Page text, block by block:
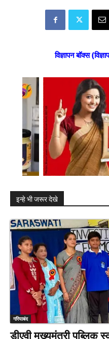
विज्ञापन बॉक्स
इन्हे भी जरूर देखे
गरियाबंद
डीएवी मुख्यमंत्री पब्लिक